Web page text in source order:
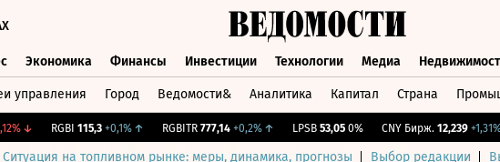
Экономика Финансы Инвестиции Технологии Медиа
управления Город Ведомости& Аналитика Капитал Страна
↓ RGBI 115,3 +0,1%↑ RGBITR 777,14 +0,2%↑ LPSB 53,05 0% CNY Бирж. 12,239 +1,31%↑
Ситуация на топливном рынке: меры, динамика, прогнозы Выбор редакции